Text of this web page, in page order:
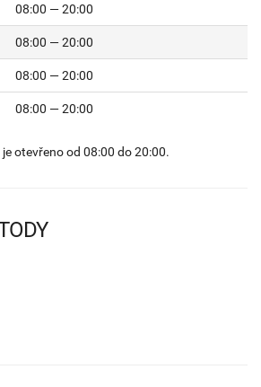
08:00 — 20:00
08:00 — 20:00
08:00 — 20:00
08:00 — 20:00
otevřeno od 08:00 do 20:00.